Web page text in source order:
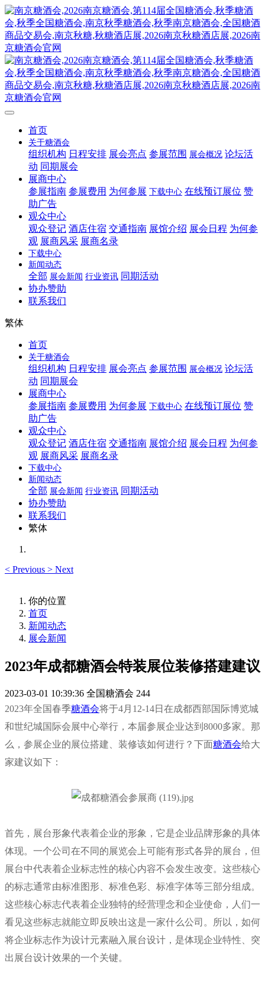
首页
关于糖酒会
组织机构 日程安排 展会亮点 参展范围 展会概况 论坛活
动 同期展会
展商中心
参展指南 参展费用 为何参展 下载中心 在线预订展位 赞
助广告
观众中心
观众登记 酒店住宿 交通指南 展馆介绍 展会日程 为何参
观 展商风采 展商名录
下载中心
新闻动态
全部 展会新闻 行业资讯 同期活动
协办赞助
联系我们
繁体
首页
关于糖酒会
组织机构 日程安排 展会亮点 参展范围 展会概况 论坛活
动 同期展会
展商中心
参展指南 参展费用 为何参展 下载中心 在线预订展位 赞
助广告
观众中心
观众登记 酒店住宿 交通指南 展馆介绍 展会日程 为何参
观 展商风采 展商名录
下载中心
新闻动态
全部 展会新闻 行业资讯 同期活动
协办赞助
联系我们
繁体
< Previous > Next
你的位置
首页
新闻动态
展会新闻
2023年成都糖酒会特装展位装修搭建建议
2023-03-01 10:39:36 全国糖酒会 244
2023年全国春季糖酒会将于4月12-14日在成都西部国际博览城
和世纪城国际会展中心举行，本届参展企业达到8000多家。那
么，参展企业的展位搭建、装修该如何进行？下面糖酒会给大
家建议如下：
首先，展台形象代表着企业的形象，它是企业品牌形象的具体
体现。一个公司在不同的展览会上可能有形式各异的展台，但
展台中代表着企业标志性的核心内容不会发生改变。这些核心
的标志通常由标准图形、标准色彩、标准字体等三部分组成。
这些核心标志代表着企业独特的经营理念和企业使命，人们一
看见这些标志就能立即反映出这是一家什么公司。所以，如何
将企业标志作为设计元素融入展台设计，是体现企业特性、突
出展台设计效果的一个关键。